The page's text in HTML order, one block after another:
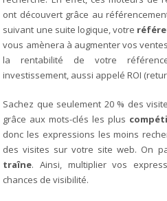
ont découvert grâce au
suivant une suite logique, votre
vous amènera à augmenter vos
la rentabilité de votre
investissement, aussi appelé ROI
Sachez que seulement 20 % des
grâce aux mots-clés les plus
donc les expressions les moins
des visites sur votre site web. On
traîne. Ainsi, multiplier vos
chances de visibilité.